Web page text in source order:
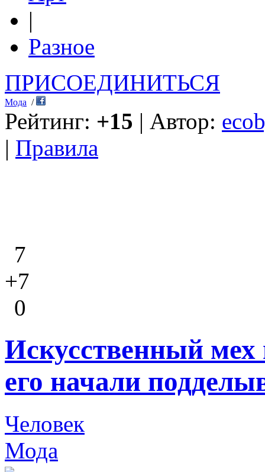
|
Разное
ПРИСОЕДИНИТЬСЯ
Мода /
Рейтинг: +15 | Автор:
| Правила
7
+7
0
Искусственный мех
его начали
Человек
Мода